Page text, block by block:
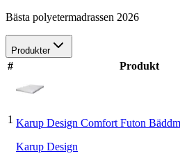
Bästa polyetermadrassen 2026
Produkter
# Produkt
1 Karup Design Comfort Futon
Karup Design